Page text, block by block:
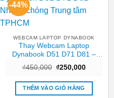
-44%
WEBCAM LAPTOP DYNABOOK
Thay Webcam Laptop
Dynabook D51 D71 D81 –
Nhanh chóng Trung tâm
TPHCM
₫450,000 Giá
là:
₫450,000.
₫250,000Giá
tại
₫250,000.
THÊM VÀO GIỎ HÀNG